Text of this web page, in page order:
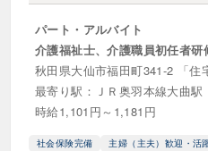
パート・アルバイト
介護福祉士、介護職員初任者研
秋田県大仙市福田町341-2 「住
最寄り駅：ＪＲ奥羽本線大曲駅
時給1,101円～1,181円
社会保険完備 主婦（主夫）歓迎・活